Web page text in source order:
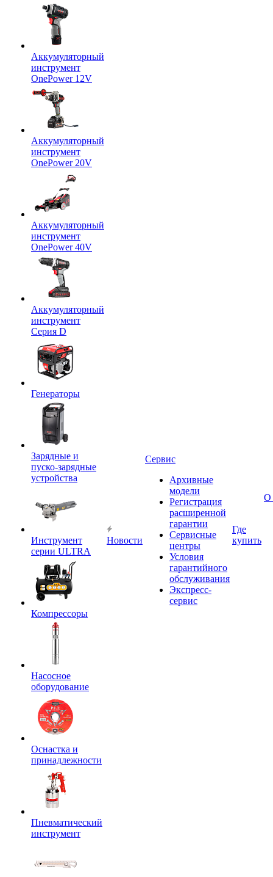
Аккумуляторный
инструмент
OnePower 12V
Аккумуляторный
инструмент
OnePower 20V
Аккумуляторный
инструмент
OnePower 40V
Аккумуляторный
инструмент
Серия D
Генераторы
Зарядные и
пуско-зарядные
устройства
Инструмент
серии ULTRA
Компрессоры
Насосное
оборудование
Оснастка и
принадлежности
Пневматический
инструмент
Новости
Сервис
Архивные
модели
Регистрация
расширенной
гарантии
Сервисные
центры
Условия
гарантийного
обслуживания
Экспресс-
сервис
Где
купить
О